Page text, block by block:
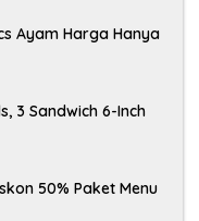
Ayam Harga Hanya
3 Sandwich 6-Inch
50% Paket Menu